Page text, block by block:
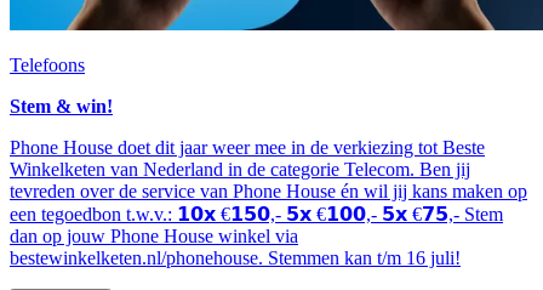
Telefoons
Stem & win!
Phone House doet dit jaar weer mee in de verkiezing tot Beste
Winkelketen van Nederland in de categorie Telecom. Ben jij
tevreden over de service van Phone House én wil jij kans maken op
een tegoedbon t.w.v.: 𝟭𝟬𝘅 €𝟭𝟱𝟬,- 𝟱𝘅 €𝟭𝟬𝟬,- 𝟱𝘅 €𝟳𝟱,- Stem
dan op jouw Phone House winkel via
bestewinkelketen.nl/phonehouse. Stemmen kan t/m 16 juli!